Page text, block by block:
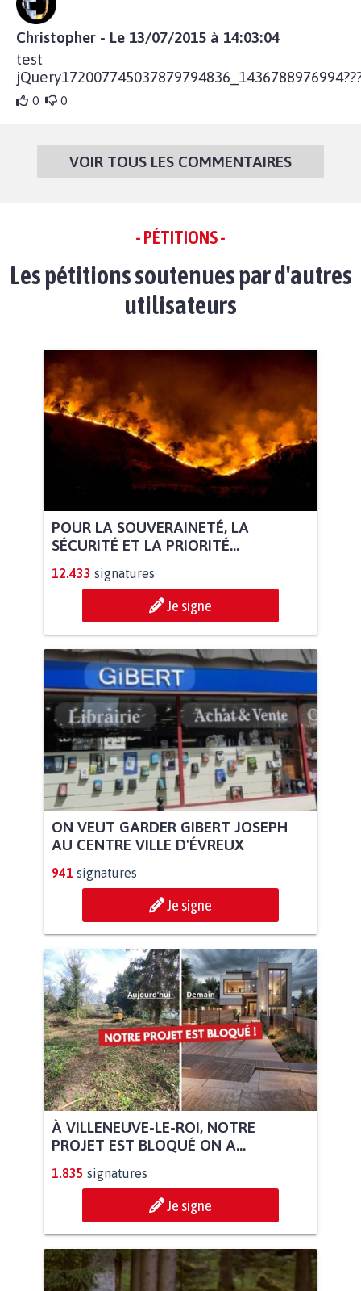
Christopher - Le 13/07/2015 à 14:03:04
test
0 0
VOIR TOUS LES COMMENTAIRES
- PÉTITIONS -
Les pétitions soutenues par d'autres
utilisateurs
POUR LA SOUVERAINETÉ, LA
SÉCURITÉ ET LA PRIORITÉ...
12.433 signatures
Je signe
ON VEUT GARDER GIBERT JOSEPH
AU CENTRE VILLE D'ÉVREUX
941 signatures
Je signe
À VILLENEUVE-LE-ROI, NOTRE
PROJET EST BLOQUÉ ON A...
1.835 signatures
Je signe